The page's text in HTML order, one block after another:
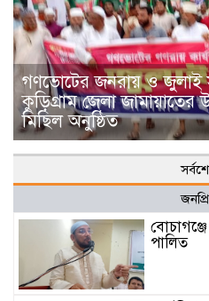
গণভোটের জনরায় ও জুলাই
কুড়িগ্রাম জেলা জামায়াতের
মিছিল অনুষ্ঠিত
পালিত